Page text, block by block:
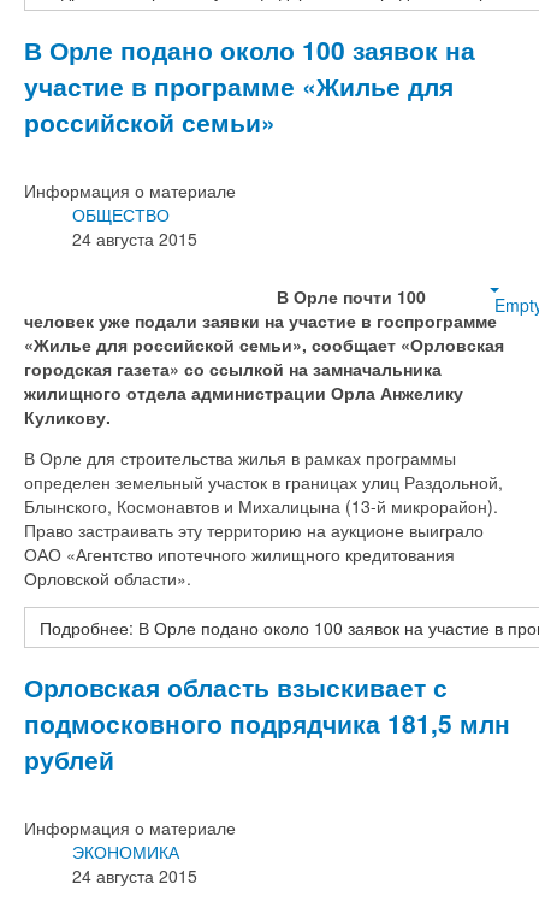
В Орле подано около 100 заявок на
участие в программе «Жилье для
российской семьи»
Информация о материале
ОБЩЕСТВО
24 августа 2015
В Орле почти 100
человек уже подали заявки на участие в госпрограмме
«Жилье для российской семьи», сообщает «Орловская
городская газета» со ссылкой на замначальника
жилищного отдела администрации Орла Анжелику
Куликову.
В Орле для строительства жилья в рамках программы
определен земельный участок в границах улиц Раздольной,
Блынского, Космонавтов и Михалицына (13-й микрорайон).
Право застраивать эту территорию на аукционе выиграло
ОАО «Агентство ипотечного жилищного кредитования
Орловской области».
Подробнее: В Орле подано около 100 заявок на участие в
Орловская область взыскивает с
подмосковного подрядчика 181,5 млн
рублей
Информация о материале
ЭКОНОМИКА
24 августа 2015